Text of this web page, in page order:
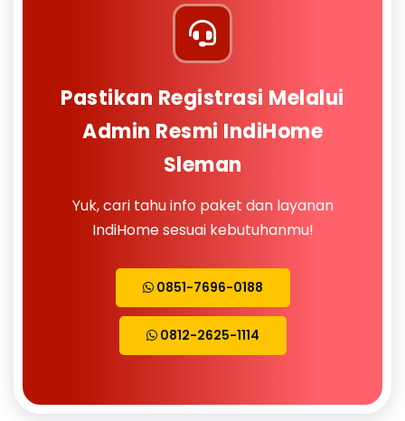
Pastikan Registrasi Melalui
Admin Resmi IndiHome
Sleman
Yuk, cari tahu info paket dan layanan
IndiHome sesuai kebutuhanmu!
0851-7696-0188
0812-2625-1114